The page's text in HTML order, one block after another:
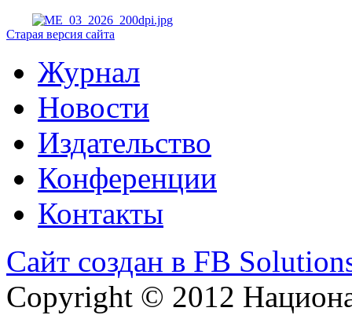
Старая версия сайта
Журнал
Новости
Издательство
Конференции
Контакты
Сайт создан в FB
Copyright © 2012